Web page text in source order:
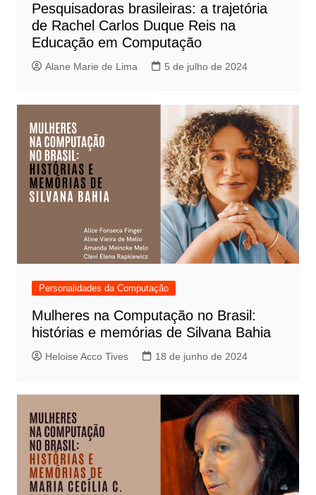
Pesquisadoras brasileiras: a trajetória
de Rachel Carlos Duque Reis na
Educação em Computação
Alane Marie de Lima 5 de julho de 2024
Personalidades da Computação
Mulheres na Computação no Brasil:
histórias e memórias de Silvana Bahia
Heloise Acco Tives 18 de junho de 2024